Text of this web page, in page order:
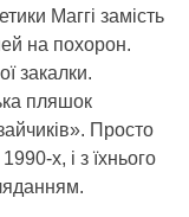
Маггі замість
на похорон.
закалки.
пляшок
Просто
х, і з їхнього